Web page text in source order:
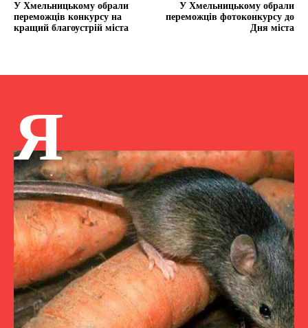
У Хмельницькому обрали
переможців конкурсу на
кращий благоустрій міста
У Хмельницькому обрали
переможців фотоконкурсу до
Дня міста
Я